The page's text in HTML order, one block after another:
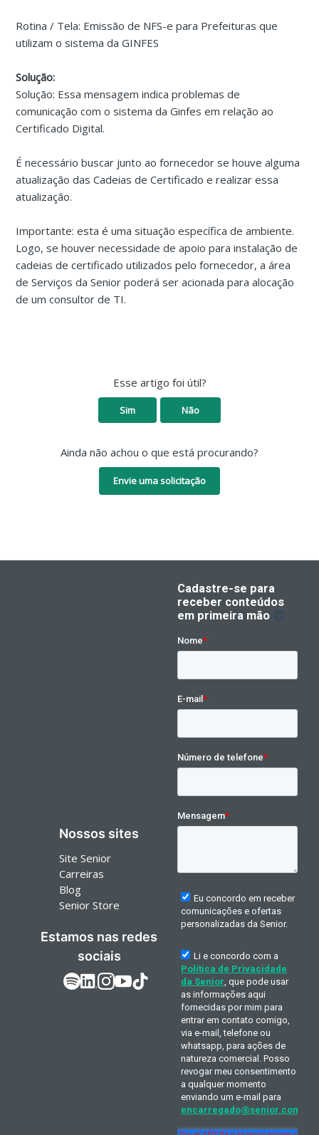
Rotina / Tela: Emissão de NFS-e para Prefeituras que
utilizam o sistema da GINFES
Solução:
Solução: Essa mensagem indica problemas de
comunicação com o sistema da Ginfes em relação ao
Certificado Digital.
É necessário buscar junto ao fornecedor se houve alguma
atualização das Cadeias de Certificado e realizar essa
atualização.
Importante: esta é uma situação específica de ambiente.
Logo, se houver necessidade de apoio para instalação de
cadeias de certificado utilizados pelo fornecedor, a área
de Serviços da Senior poderá ser acionada para alocação
de um consultor de TI.
Esse artigo foi útil?
Sim Não
Ainda não achou o que está procurando?
Envie uma solicitação
Nossos sites
Site Senior
Carreiras
Blog
Senior Store
Estamos nas redes
sociais